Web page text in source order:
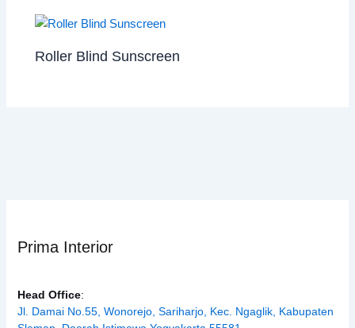
Roller Blind Sunscreen
Prima Interior
Head Office:
Jl. Damai No.55, Wonorejo, Sariharjo, Kec. Ngaglik, Kabupaten